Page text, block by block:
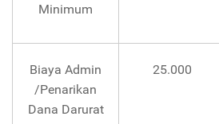
Minimum
Biaya Admin
/Penarikan
Dana Darurat
25.000